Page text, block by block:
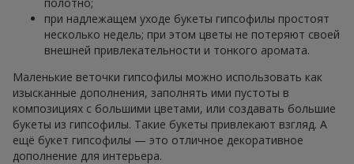
при надлежащем уходе букеты гипсофилы простоят
несколько недель; при этом цветы не потеряют своей
внешней привлекательности и тонкого аромата.
Маленькие веточки гипсофилы можно использовать как
изысканные дополнения, заполнять ими пустоты в
композициях с большими цветами, или создавать большие
букеты из гипсофилы. Такие букеты привлекают взгляд. А
ещё букет гипсофилы — это отличное декоративное
дополнение для интерьера.